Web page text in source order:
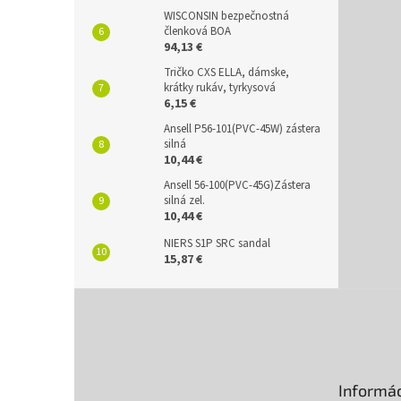
WISCONSIN bezpečnostná
členková BOA
94,13 €
Tričko CXS ELLA, dámske,
krátky rukáv, tyrkysová
6,15 €
Ansell P56-101(PVC-45W) zástera
silná
10,44 €
Ansell 56-100(PVC-45G)Zástera
silná zel.
10,44 €
NIERS S1P SRC sandal
15,87 €